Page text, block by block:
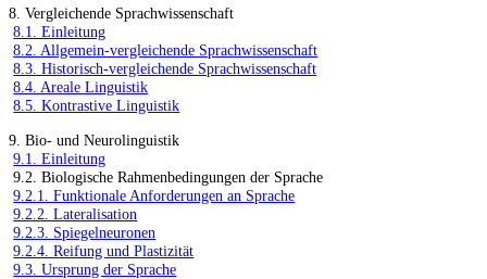
8. Vergleichende Sprachwissenschaft
8.1. Einleitung
8.2. Allgemein-vergleichende Sprachwissenschaft
8.3. Historisch-vergleichende Sprachwissenschaft
8.4. Areale Linguistik
8.5. Kontrastive Linguistik
9. Bio- und Neurolinguistik
9.1. Einleitung
9.2. Biologische Rahmenbedingungen der Sprache
9.2.1. Funktionale Anforderungen an Sprache
9.2.2. Lateralisation
9.2.3. Spiegelneuronen
9.2.4. Reifung und Plastizität
9.3. Ursprung der Sprache